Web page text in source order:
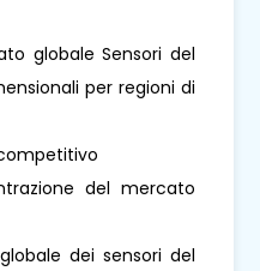
globale Sensori del
per regioni di
del mercato
dei sensori del